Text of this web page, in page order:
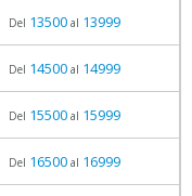
Del 13500al 13999
Del 14500al 14999
Del 15500al 15999
Del 16500al 16999